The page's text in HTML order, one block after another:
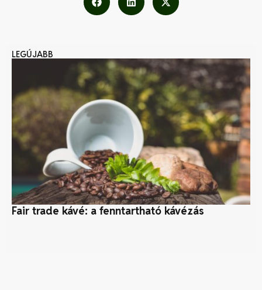
LEGÚJABB
Fair trade kávé: a fenntartható kávézás